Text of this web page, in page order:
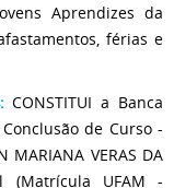
Aprendizes da
férias e
CONSTITUI a Banca
de Curso -
VERAS DA
(Matrícula UFAM -